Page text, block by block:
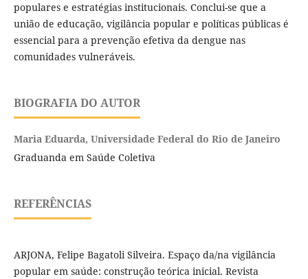
populares e estratégias institucionais. Conclui-se que a
união de educação, vigilância popular e políticas públicas é
essencial para a prevenção efetiva da dengue nas
comunidades vulneráveis.
BIOGRAFIA DO AUTOR
Maria Eduarda, Universidade Federal do Rio de Janeiro
Graduanda em Saúde Coletiva
REFERÊNCIAS
ARJONA, Felipe Bagatoli Silveira. Espaço da/na vigilância
popular em saúde: construção teórica inicial. Revista